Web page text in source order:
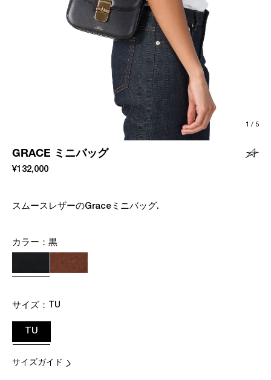
1 / 5
GRACE ミニバッグ
¥132,000
スムースレザーのGraceミニバッグ.
カラー： 黒
サイズ： TU
TU
サイズガイド